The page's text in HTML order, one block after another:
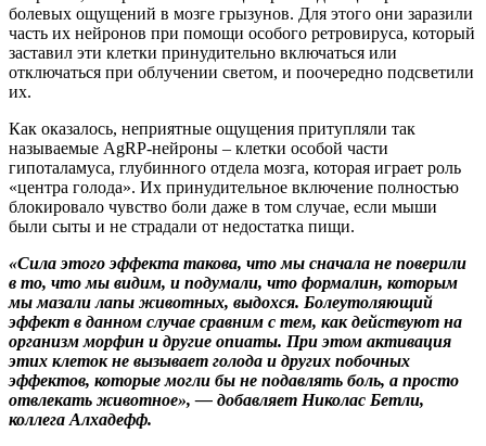
болевых ощущений в мозге грызунов. Для этого они заразили
часть их нейронов при помощи особого ретровируса, который
заставил эти клетки принудительно включаться или
отключаться при облучении светом, и поочередно подсветили
их.
Как оказалось, неприятные ощущения притупляли так
называемые AgRP-нейроны – клетки особой части
гипоталамуса, глубинного отдела мозга, которая играет роль
«центра голода». Их принудительное включение полностью
блокировало чувство боли даже в том случае, если мыши
были сыты и не страдали от недостатка пищи.
«Сила этого эффекта такова, что мы сначала не поверили
в то, что мы видим, и подумали, что формалин, которым
мы мазали лапы животных, выдохся. Болеутоляющий
эффект в данном случае сравним с тем, как действуют на
организм морфин и другие опиаты. При этом активация
этих клеток не вызывает голода и других побочных
эффектов, которые могли бы не подавлять боль, а просто
отвлекать животное», — добавляет Николас Бетли,
коллега Алхадефф.